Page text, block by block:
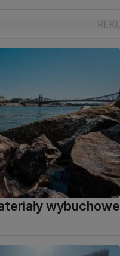
wybuchowe